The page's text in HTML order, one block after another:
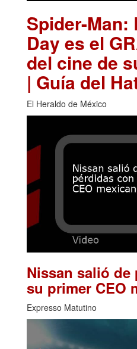
Spider-Man:
Day es el
del cine de
| Guía del
El Heraldo de México
Nissan salió de
su primer CEO
Expresso Matutino